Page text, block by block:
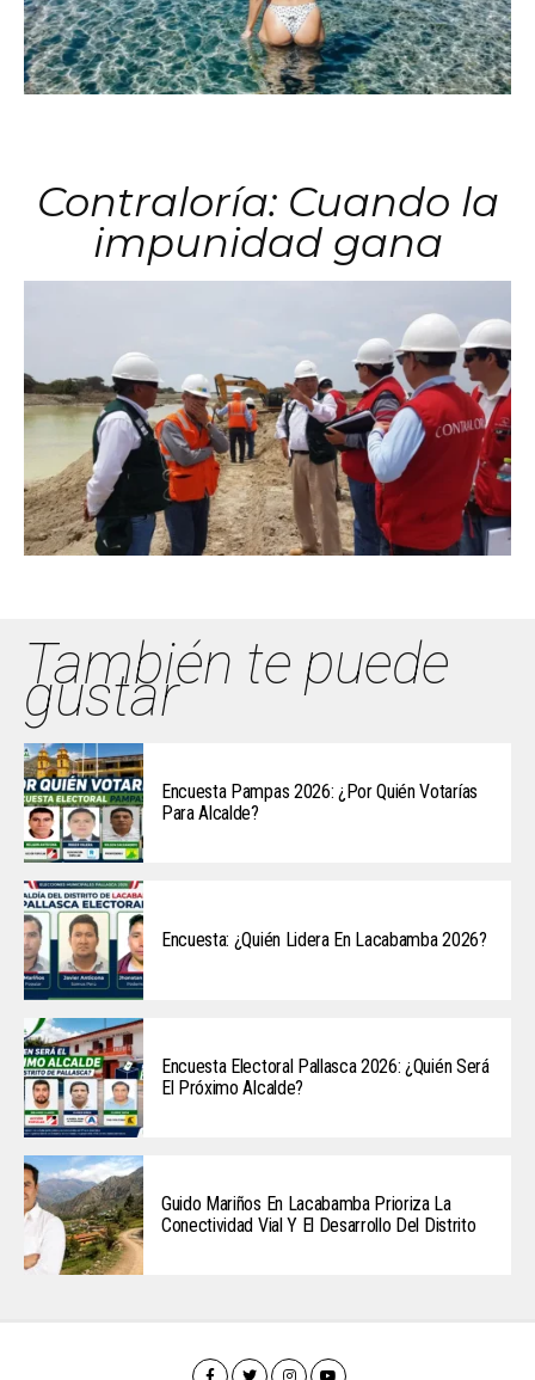
Contraloría: Cuando la
impunidad gana
También te puede
gustar
Encuesta Pampas 2026: ¿Por Quién Votarías
Para Alcalde?
Encuesta: ¿Quién Lidera En Lacabamba 2026?
Encuesta Electoral Pallasca 2026: ¿Quién Será
El Próximo Alcalde?
Guido Mariños En Lacabamba Prioriza La
Conectividad Vial Y El Desarrollo Del Distrito